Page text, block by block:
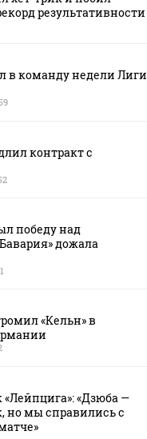
результативности
в команду недели Лиги
контракт с
победу над
дожала
«Кельн» в
«Дзюба —
но мы справились с